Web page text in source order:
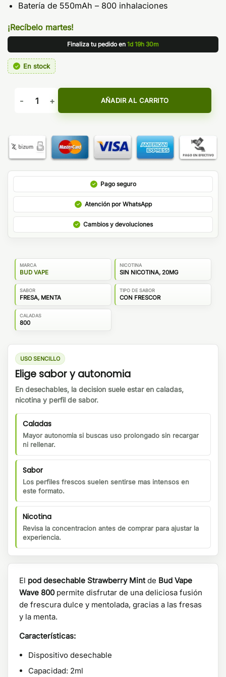
Batería de 550mAh – 800 inhalaciones
¡Recíbelo martes!
Finaliza tu pedido en 1d 19h 30m
En stock
Pod desechable Strawberry Mint 800puffs - Bud Vape
AÑADIR AL CARRITO
Pago seguro
Atención por WhatsApp
Cambios y devoluciones
MARCA
BUD VAPE
NICOTINA
SIN NICOTINA, 20MG
SABOR
FRESA, MENTA
TIPO DE SABOR
CON FRESCOR
CALADAS
800
USO SENCILLO
Elige sabor y autonomia
En desechables, la decision suele estar en caladas,
nicotina y perfil de sabor.
Caladas
Mayor autonomia si buscas uso prolongado sin recargar
ni rellenar.
Sabor
Los perfiles frescos suelen sentirse mas intensos en
este formato.
Nicotina
Revisa la concentracion antes de comprar para ajustar la
experiencia.
El pod desechable Strawberry Mintde Bud Vape
Wave 800permite disfrutar de una deliciosa fusión
de frescura dulce y mentolada, gracias a las fresas
y la menta.
Características:
Dispositivo desechable
Capacidad: 2ml